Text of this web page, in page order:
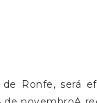
Ronfe, será